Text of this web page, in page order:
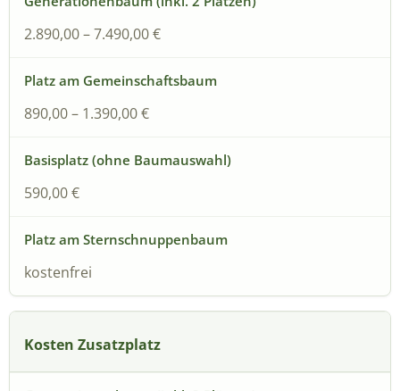
2.890,00 – 7.490,00 €
890,00 – 1.390,00 €
590,00 €
kostenfrei
Kosten Zusatzplatz